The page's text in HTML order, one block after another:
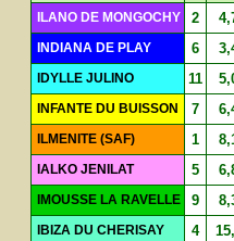
ILANO DE MONGOCHY 2
INDIANA DE PLAY 6
IDYLLE JULINO 11
INFANTE DU BUISSON 7
ILMENITE (SAF) 1
IALKO JENILAT 5
IMOUSSE LA RAVELLE 9
IBIZA DU CHERISAY 4